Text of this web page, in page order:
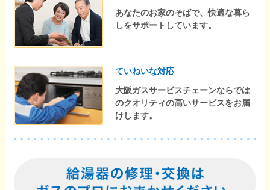
あなたのお家のそばで、快適な暮ら
しをサポートしています。
ていねいな対応
大阪ガスサービスチェーンならでは
のクオリティの高いサービスをお届
けします。